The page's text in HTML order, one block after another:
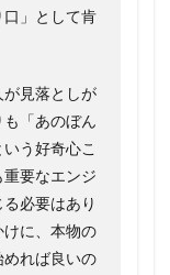
」として肯
見落としが
「あのぼん
う好奇心こ
要なエンジ
必要はあり
けに、本物の
れば良いの